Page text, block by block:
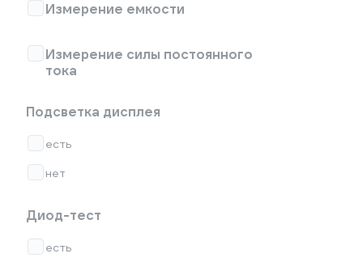
Измерение емкости
Измерение силы постоянного
тока
Подсветка дисплея
есть
нет
Диод-тест
есть